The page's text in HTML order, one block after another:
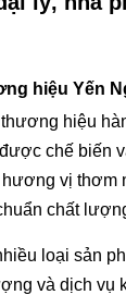
hiệu Yến
hiệu
chế biến
vị thơm
chất
loại sản
và dịch